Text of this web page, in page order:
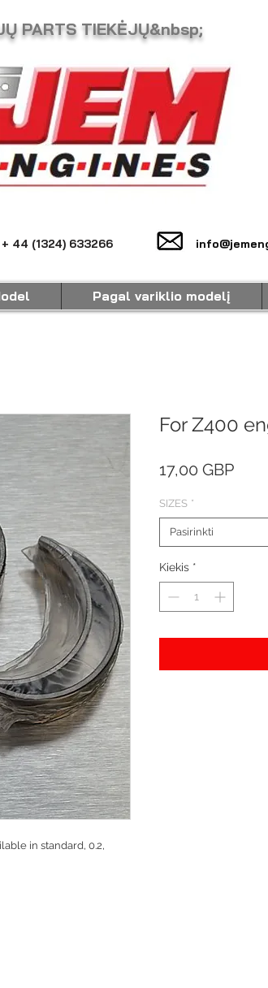
PARTS TIEKĖJŲ&nbsp;
+ 44 (1324) 633266
in standard, 0.2,
For Z400
17,00 GBP
SIZES *
Pasirinkti
Kiekis *
Pagal variklio modelį